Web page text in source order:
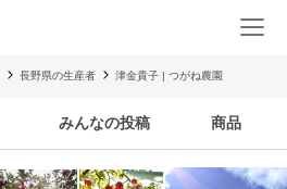
長野県の生産者 津金貴子 | つがね農園
みんなの投稿 商品